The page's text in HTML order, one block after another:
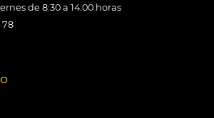
de 8:30 a 14:00 horas
78